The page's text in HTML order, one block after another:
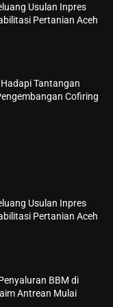
Usulan Inpres
Pertanian Aceh
Tantangan
Cofiring
Usulan Inpres
Pertanian Aceh
BBM di
Antrean Mulai